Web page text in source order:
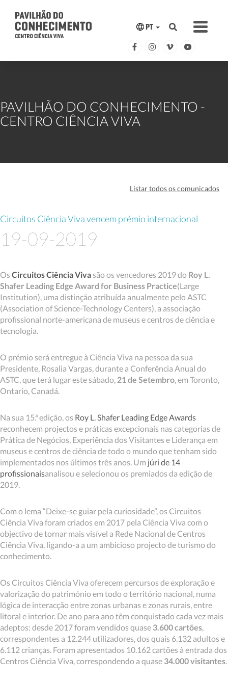
PT
PAVILHÃO DO CONHECIMENTO -
CENTRO CIÊNCIA VIVA
Listar todos os comunicados
Circuitos Ciência Viva vencem prémio internacional
19-09-2019
Os Circuitos Ciência Viva são os vencedores 2019 do Roy L.
Shafer Leading Edge Award for Business Practice(Large
Institution), uma distinção atribuída anualmente pelo ASTC
(Association of Science-Technology Centers), a associação
profissional norte-americana de museus e centros de ciência e
tecnologia.
O prémio será entregue à Ciência Viva na pessoa da sua
Presidente, Rosalia Vargas, durante a Conferência Anual do
ASTC, que terá lugar este sábado, 21 de Setembro, em Toronto,
Ontario, Canadá.
Na sua 15.ª edição, os Roy L. Shafer Leading Edge Awards
reconhecem projectos e práticas excepcionais nas categorias de
Prática de Negócios, Experiência dos Visitantes e Liderança em
museus e centros de ciência de todo o mundo que tenham sido
implementados nos últimos três anos. Um júri de 14
profissionaisanalisou e selecionou os premiados da edição de
2019.
Com o lema “Deixe-se guiar pela curiosidade”, os Circuitos
Ciência Viva foram criados em 2017 pela Ciência Viva com o
objectivo de tornar mais visível a Rede Nacional de Centros
Ciência Viva, ligando-a a um ambicioso projecto de turismo do
conhecimento.
Os Circuitos Ciência Viva oferecem percursos de exploração e
valorização do património em todo o território nacional, numa
lógica de interacção entre zonas urbanas e zonas rurais, entre
litoral e interior. De ano para ano têm conquistado cada vez mais
adeptos: desde 2017 foram vendidos quase 3.600 cartões,
correspondentes a 12.244 utilizadores, dos quais 6.132 adultos e
6.112 crianças. Foram apresentados 10.162 cartões à entrada dos
Centros Ciência Viva, correspondendo a quase 34.000 visitantes.